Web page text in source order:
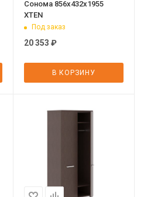
Сонома 856х432х1955
XTEN
Под заказ
20 353 ₽
В КОРЗИНУ